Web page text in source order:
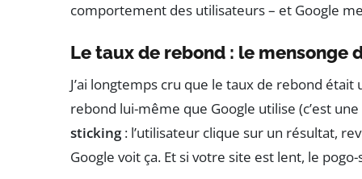
comportement des utilisateurs – et Google
Le taux de rebond : le mensonge
J’ai longtemps cru que le taux de rebond était
rebond lui-même que Google utilise (c’est
sticking: l’utilisateur clique sur un résultat,
Google voit ça. Et si votre site est lent, le